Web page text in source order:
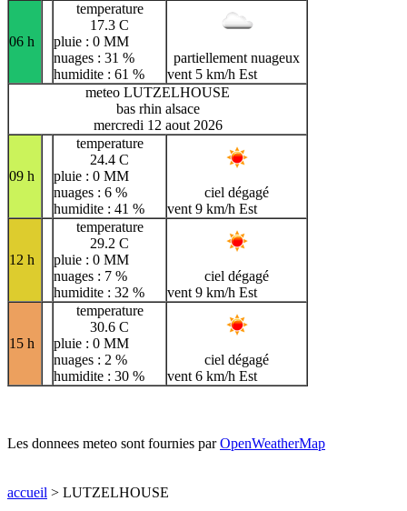
06 h
temperature
17.3 C
pluie : 0 MM
nuages : 31 %
humidite : 61 %
partiellement nuageux
vent 5 km/h Est
meteo LUTZELHOUSE
bas rhin alsace
mercredi 12 aout 2026
09 h
temperature
24.4 C
pluie : 0 MM
nuages : 6 %
humidite : 41 %
ciel dégagé
vent 9 km/h Est
12 h
temperature
29.2 C
pluie : 0 MM
nuages : 7 %
humidite : 32 %
ciel dégagé
vent 9 km/h Est
15 h
temperature
30.6 C
pluie : 0 MM
nuages : 2 %
humidite : 30 %
ciel dégagé
vent 6 km/h Est
Les donnees meteo sont fournies parOpenWeatherMap
accueil > LUTZELHOUSE